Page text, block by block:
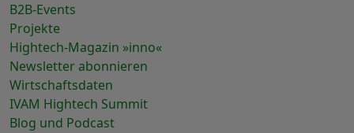
B2B-Events
Projekte
Hightech-Magazin »inno«
Newsletter abonnieren
Wirtschaftsdaten
IVAM Hightech Summit
Blog und Podcast